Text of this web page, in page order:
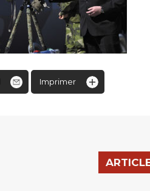
Imprimer